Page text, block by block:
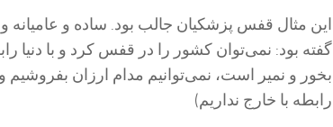
این مثال قفس پزشکیان جالب بود. ساده و عامیانه
گفته بود: نمی‌توان کشور را در قفس کرد و با
بخور و نمیر است، نمی‌توانیم مدام ارزان بفروشیم
رابطه با خارج نداریم)